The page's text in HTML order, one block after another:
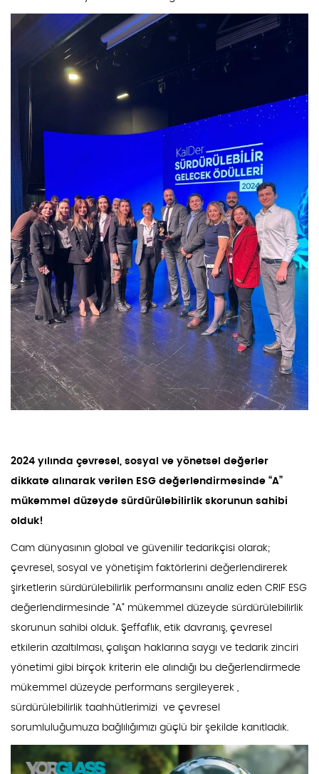
2024 yılında çevresel, sosyal ve yönetsel değerler
dikkate alınarak verilen ESG değerlendirmesinde “A”
mükemmel düzeyde sürdürülebilirlik skorunun sahibi
olduk!
Cam dünyasının global ve güvenilir tedarikçisi olarak;
çevresel, sosyal ve yönetişim faktörlerini değerlendirerek
şirketlerin sürdürülebilirlik performansını analiz eden CRIF ESG
değerlendirmesinde "A" mükemmel düzeyde sürdürülebilirlik
skorunun sahibi olduk. Şeffaflık, etik davranış, çevresel
etkilerin azaltılması, çalışan haklarına saygı ve tedarik zinciri
yönetimi gibi birçok kriterin ele alındığı bu değerlendirmede
mükemmel düzeyde performans sergileyerek ,
sürdürülebilirlik taahhütlerimizi ve çevresel
sorumluluğumuza bağlılığımızı güçlü bir şekilde kanıtladık.